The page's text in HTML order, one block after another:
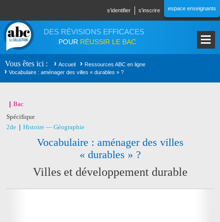
s'identifier s'inscrire espace enseignants
DES RÉVISIONS EFFICACES
POUR RÉUSSIR LE BAC
Vous êtes ici Accueil
Ressources ABC en ligne
Vocabulaire : aménager des villes « durables » ?
Bac
Spécifique
2de
Histoire — Géographie
Vocabulaire : aménager des villes
« durables » ?
Villes et développement durable